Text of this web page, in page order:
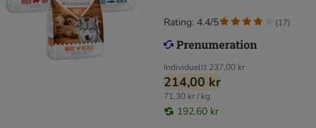
Individuellt 237,00 kr
214,00 kr
71,30 kr / kg
192,60 kr
Rating: 4.4/5 (17)